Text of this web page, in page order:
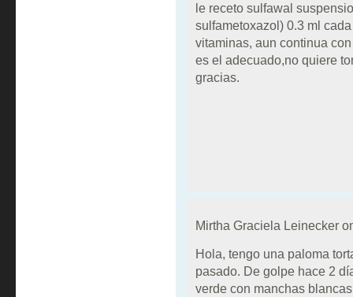
le receto sulfawal
sulfametoxazol) 0.3 ml
vitaminas, aun continua
es el adecuado,no quiere
gracias.
Mirtha Graciela Leinecker
Hola, tengo una paloma
pasado. De golpe hace 2
verde con manchas